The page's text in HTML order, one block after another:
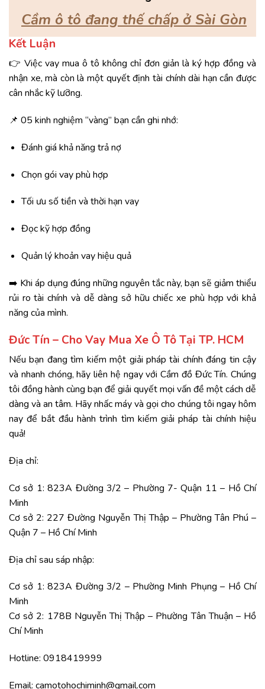
Cầm ô tô đang thế chấp ở Sài Gòn
Kết Luận
👉 Việc vay mua ô tô không chỉ đơn giản là ký hợp đồng và
nhận xe, mà còn là một quyết định tài chính dài hạn cần được
cân nhắc kỹ lưỡng.
📌 05 kinh nghiệm “vàng” bạn cần ghi nhớ:
Đánh giá khả năng trả nợ
Chọn gói vay phù hợp
Tối ưu số tiền và thời hạn vay
Đọc kỹ hợp đồng
Quản lý khoản vay hiệu quả
➡️ Khi áp dụng đúng những nguyên tắc này, bạn sẽ giảm thiểu
rủi ro tài chính và dễ dàng sở hữu chiếc xe phù hợp với khả
năng của mình.
Đức Tín – Cho Vay Mua Xe Ô Tô Tại TP. HCM
Nếu bạn đang tìm kiếm một giải pháp tài chính đáng tin cậy
và nhanh chóng, hãy liên hệ ngay với Cầm đồ Đức Tín. Chúng
tôi đồng hành cùng bạn để giải quyết mọi vấn đề một cách dễ
dàng và an tâm. Hãy nhấc máy và gọi cho chúng tôi ngay hôm
nay để bắt đầu hành trình tìm kiếm giải pháp tài chính hiệu
quả!
Địa chỉ:
Cơ sở 1: 823A Đường 3/2 – Phường 7- Quận 11 – Hồ Chí
Minh
Cơ sở 2: 227 Đường Nguyễn Thị Thập – Phường Tân Phú –
Quận 7 – Hồ Chí Minh
Địa chỉ sau sáp nhập:
Cơ sở 1: 823A Đường 3/2 – Phường Minh Phụng – Hồ Chí
Minh
Cơ sở 2: 178B Nguyễn Thị Thập – Phường Tân Thuận – Hồ
Chí Minh
Hotline: 0918419999
Email: camotohochiminh@gmail.com